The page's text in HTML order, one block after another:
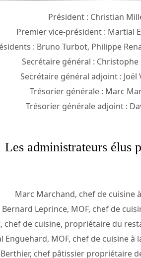
Président : Christian
Premier vice-président : Martial
: Bruno Turbot, Philippe
Secrétaire général :
Secrétaire général adjoint : Joël
Trésorier générale : Marc
Trésorier générale adjoint :
Les administrateurs élus
Marc Marchand, chef de cuisine
Bernard Leprince, MOF, chef de
chef de cuisine, propriétaire du
Enguehard, MOF, chef de cuisine
Berthier, chef pâtissier propriétaire